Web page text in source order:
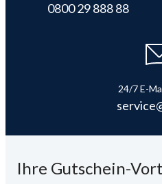
0800 29 888 88
24/7 E-
Ihre Gutschein-